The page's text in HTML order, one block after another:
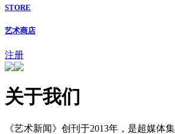
STORE
艺术商店
注册
关于我们
《艺术新闻》创刊于2013年，是超媒体